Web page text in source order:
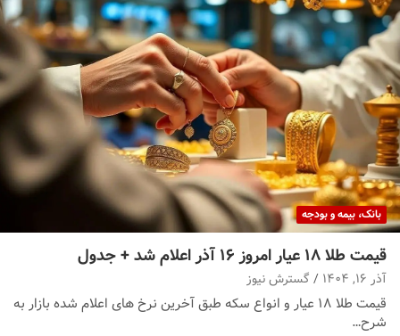
بانک، بیمه و بودجه
قیمت طلا ۱۸ عیار امروز ۱۶ آذر اعلام شد + جدول
آذر ۱۶, ۱۴۰۴ گسترش نیوز
قیمت طلا ۱۸ عیار و انواع سکه طبق آخرین نرخ های اعلام شده بازار به
شرح…